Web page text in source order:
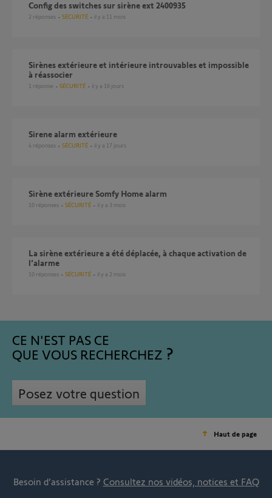
config des switches sur sirène ext 2400935
2 réponses SÉCURITÉ il y a 11 mois
Sirènes extérieure et intérieure introuvables et impossible
à réassocier
1 réponse SÉCURITÉ il y a 16 jours
Sirene alarm extérieure
4 réponses SÉCURITÉ il y a 17 jours
Sirène extérieure Somfy Home alarm
10 réponses SÉCURITÉ il y a 3 mois
La sirène extérieure a été déplacée, à chaque activation de
l’alarme
10 réponses SÉCURITÉ il y a 2 mois
CE N'EST PAS CE
QUE VOUS RECHERCHEZ
Posez votre question
Haut de page
Besoin d’assistance ? Consultez nos vidéos, notices et FAQ